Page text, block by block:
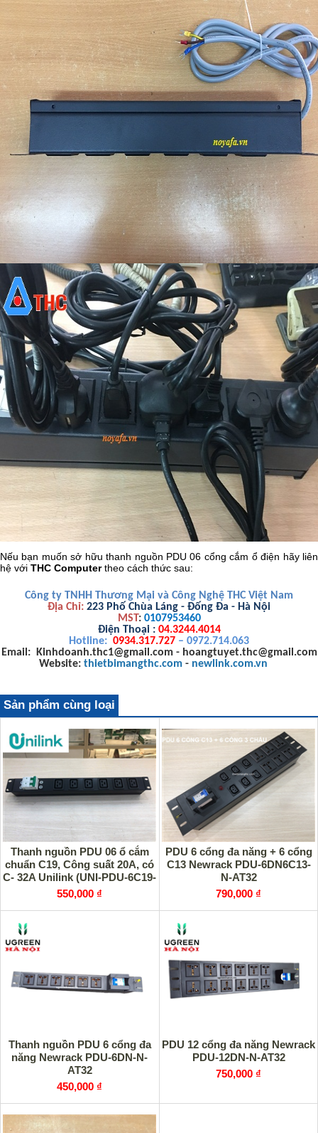
Nếu bạn muốn sở hữu thanh nguồn PDU 06 cổng cắm ổ điện hãy liên
hệ với THC Computertheo cách thức sau:
Công ty TNHH Thương Mại và Công Nghệ THC Việt Nam
Địa Chỉ: 223 Phố Chùa Láng - Đống Đa - Hà Nội
MST: 0107953460
Điện Thoại : 04.3244.4014
Hotline: 0934.317.727 – 0972.714.063
Email: Kinhdoanh.thc1@gmail.com - hoangtuyet.thc@gmail.com
Website: thietbimangthc.com - newlink.com.vn
Sản phẩm cùng loại
Thanh nguồn PDU 06 ổ cắm
chuẩn C19, Công suất 20A, có
C- 32A Unilink (UNI-PDU-6C19-
C32) cao cấp
550,000 ₫
PDU 6 cổng đa năng + 6 cổng
C13 Newrack PDU-6DN6C13-
N-AT32
790,000 ₫
Thanh nguồn PDU 6 cổng đa
năng Newrack PDU-6DN-N-
AT32
450,000 ₫
PDU 12 cổng đa năng Newrack
PDU-12DN-N-AT32
750,000 ₫